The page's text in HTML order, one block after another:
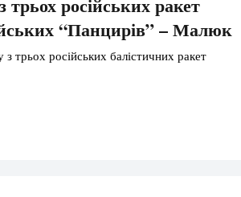
“Панцирів” – Малюк
російських балістичних ракет